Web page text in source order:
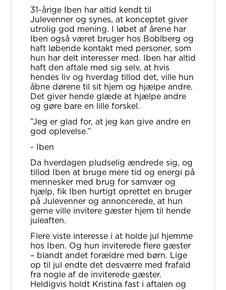
31-årige Iben har altid kendt til
Julevenner og synes, at konceptet giver
utrolig god mening. I løbet af årene har
Iben også været bruger hos Boblberg og
haft løbende kontakt med personer, som
hun har delt interesser med. Iben har altid
haft den aftale med sig selv, at hvis
hendes liv og hverdag tillod det, ville hun
åbne dørene til sit hjem og hjælpe andre.
Det giver hende glæde at hjælpe andre
og gøre bare en lille forskel.
”Jeg er glad for, at jeg kan give andre en
god oplevelse.”
- Iben
Da hverdagen pludselig ændrede sig, og
tillod Iben at bruge mere tid og energi på
mennesker med brug for samvær og
hjælp, fik Iben hurtigt oprettet en bruger
på Julevenner og annoncerede, at hun
gerne ville invitere gæster hjem til hende
juleaften.
Flere viste interesse i at holde jul hjemme
hos Iben. Og hun inviterede flere gæster
– blandt andet forældre med børn. Lige
op til jul endte det desværre med frafald
fra nogle af de inviterede gæster.
Heldigvis holdt Kristina fast i aftalen og